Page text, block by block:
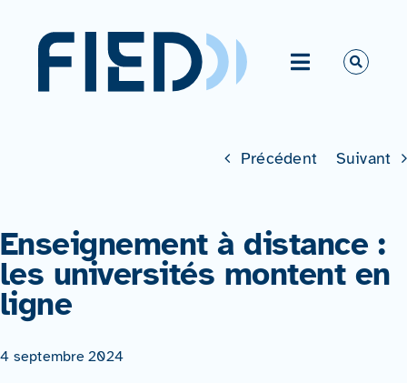
contenu
Toggle
Activités
Ressources
Actualités
Précédent Suivant
Enseignement à distance :
les universités montent en
ligne
4 septembre 2024